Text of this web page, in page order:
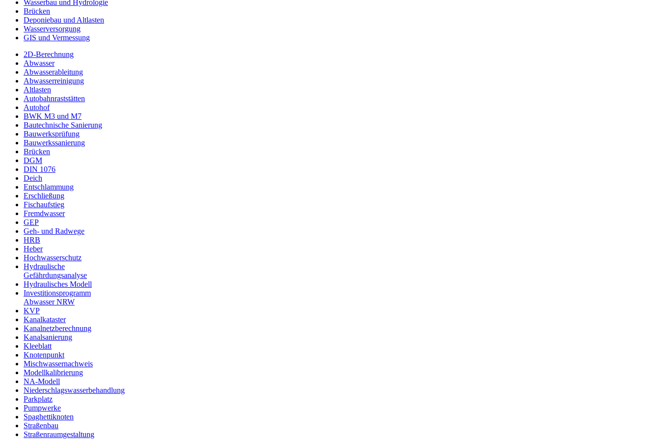
Wasserbau und Hydrologie
Brücken
Deponiebau und Altlasten
Wasserversorgung
GIS und Vermessung
2D-Berechnung
Abwasser
Abwasserableitung
Abwasserreinigung
Altlasten
Autobahnraststätten
Autohof
BWK M3 und M7
Bautechnische Sanierung
Bauwerksprüfung
Bauwerkssanierung
Brücken
DGM
DIN 1076
Deich
Entschlammung
Erschließung
Fischaufstieg
Fremdwasser
GEP
Geh- und Radwege
HRB
Heber
Hochwasserschutz
Hydraulische
Gefährdungsanalyse
Hydraulisches Modell
Investitionsprogramm
Abwasser NRW
KVP
Kanalkataster
Kanalnetzberechnung
Kanalsanierung
Kleeblatt
Knotenpunkt
Mischwassernachweis
Modellkalibrierung
NA-Modell
Niederschlagswasserbehandlung
Parkplatz
Pumpwerke
Spaghettiknoten
Straßenbau
Straßenraumgestaltung